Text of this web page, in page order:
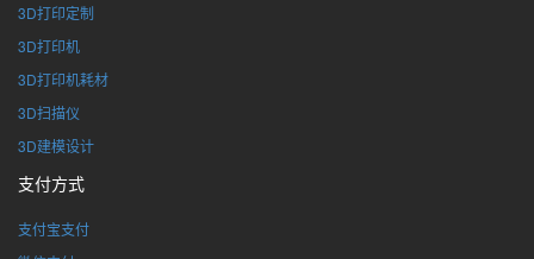
3D打印定制
3D打印机
3D打印机耗材
3D扫描仪
3D建模设计
支付方式
支付宝支付